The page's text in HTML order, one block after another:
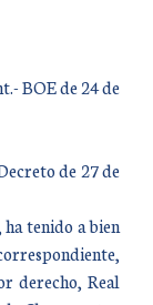
BOE de 24 de
de 27 de
tenido a bien
derecho, Real